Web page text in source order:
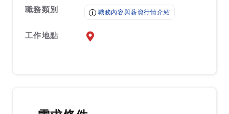
職務類別 職務內容與薪資行情介紹
工作地點 前往查看地圖